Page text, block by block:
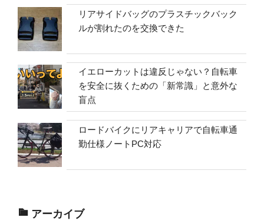
リアサイドバッグのプラスチックバック
ルが割れたのを交換できた
イエローカットは違反じゃない？自転車
を安全に抜くための「新常識」と意外な
盲点
ロードバイクにリアキャリアで自転車通
勤仕様ノートPC対応
アーカイブ